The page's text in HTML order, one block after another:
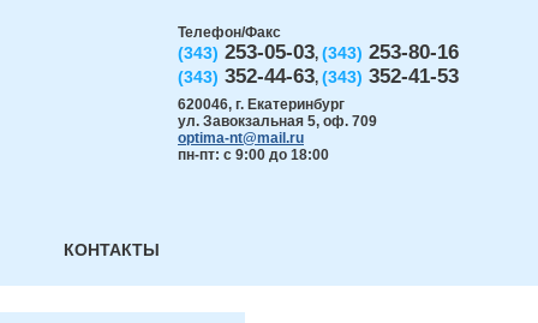
Телефон/Факс
(343) 253-05-03, (343) 253-80-16
(343) 352-44-63, (343) 352-41-53
620046, г. Екатеринбург
ул. Завокзальная 5, оф. 709
optima-nt@mail.ru
пн-пт: с 9:00 до 18:00
КОНТАКТЫ